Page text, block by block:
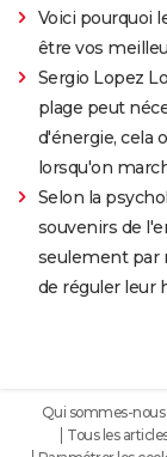
Voici pourquoi
être vos
Sergio Lopez
plage peut
d'énergie, cela
lorsqu'on
Selon la
souvenirs de
seulement par
de réguler leur
Qui sommes-nous
Tous les